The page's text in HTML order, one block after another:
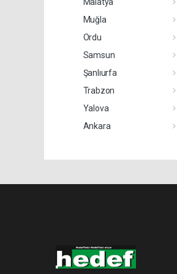
Muğla
Ordu
Samsun
Şanlıurfa
Trabzon
Yalova
Ankara